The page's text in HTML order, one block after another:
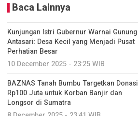
Baca Lainnya
Kunjungan Istri Gubernur Warnai Gunung
Antasari: Desa Kecil yang Menjadi Pusat
Perhatian Besar
10 December 2025 - 23:25 WIB
BAZNAS Tanah Bumbu Targetkan Donasi
Rp100 Juta untuk Korban Banjir dan
Longsor di Sumatra